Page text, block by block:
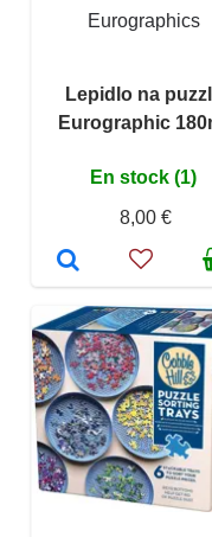
Eurographics
Lepidlo na
Eurographic
En stock (1)
8,00 €